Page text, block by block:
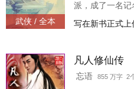
武侠 / 全本
派，成了一名
门派中立足如何
写在新书正式上
凡人修仙传
忘语 855 万字 2